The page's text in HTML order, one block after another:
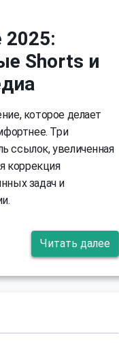
2025:
Shorts и
которое делает
Три
ссылок, увеличенная
коррекция
задач и
Читать далее